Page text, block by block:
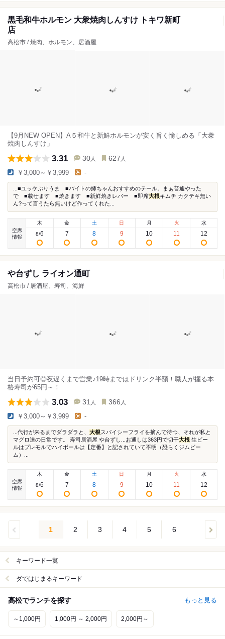
黒毛和牛ホルモン 大衆焼肉しんすけ トキワ新町
店
高松市 / 焼肉、ホルモン、居酒屋
【9月NEW OPEN】A５和牛と新鮮ホルモンが安く旨く愉しめる「大衆
焼肉しんすけ」
3.31 30 人 627 人
￥3,000～￥3,999 -
...■ユッケぶりうま ■バイトの姉ちゃんおすすめのテール。まぁ普通やった
で ■載せます ■焼きます ■新鮮焼きレバー ■即席大根キムチ カクテキ無い
ん?って言うたら無いけど作ってくれた...
空席
情報
木
8/6
金
7
土
8
日
9
月
10
火
11
水
12
や台ずし ライオン通町
高松市 / 居酒屋、寿司、海鮮
当日予約可◎夜遅くまで営業♪19時まではドリンク半額！職人が握る本
格寿司が65円～！
3.03 31 人 366 人
￥3,000～￥3,999 -
...代行が来るまでダラダラと、 大根スパイシーフライを摘んで待つ、それが私と
マグロ達の日常です。 寿司居酒屋 や台ずし...お通しは363円で切干大根 生ビー
ルはプレモルでハイボールは【定番】と記されていて不明（恐らくジムビー
ム）...
空席
情報
木
8/6
金
7
土
8
日
9
月
10
火
11
水
12
1 2 3 4 5 6
キーワード一覧
ダではじまるキーワード
高松でランチを探す もっと見る
～1,000円 1,000円 ～ 2,000円 2,000円～